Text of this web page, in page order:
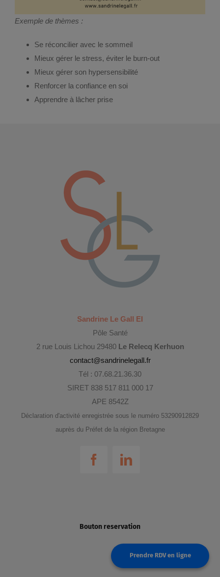
Exemple de thèmes :
Se réconcilier avec le sommeil
Mieux gérer le stress, éviter le burn-out
Mieux gérer son hypersensibilité
Renforcer la confiance en soi
Apprendre à lâcher prise
Sandrine Le Gall EI
Pôle Santé
2 rue Louis Lichou 29480 Le Relecq Kerhuon
contact@sandrinelegall.fr
Tél : 07.68.21.36.30
SIRET 838 517 811 000 17
APE 8542Z
Déclaration d'activité enregistrée sous le numéro 53290912829
auprès du Préfet de la région Bretagne
Bouton reservation
Prendre RDV en ligne